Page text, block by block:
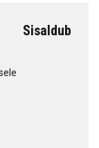
Sisaldub